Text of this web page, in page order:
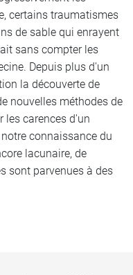
certains traumatismes
de sable qui enrayent
sans compter les
Depuis plus d'un
la découverte de
nouvelles méthodes de
les carences d'un
connaissance du
lacunaire, de
sont parvenues à des